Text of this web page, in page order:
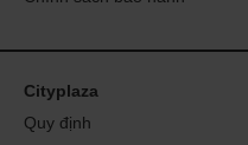
cấp thêm các vitamin, khoáng
Xem thêm về sản phẩm
Cityplaza
Quy định